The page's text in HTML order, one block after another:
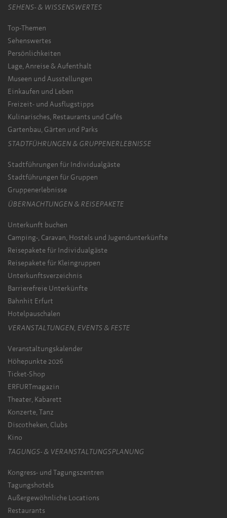
SEHENS- & WISSENSWERTES
Top-Themen
Sehenswertes
Persönlichkeiten
Lage, Anreise & Aufenthalt
Museen und Ausstellungen
Einkaufen und Leben
Freizeit- und Ausflugstipps
Kulinarisches, Restaurants und Cafés
Gartenbau, Gärten und Parks
STADTFÜHRUNGEN & GRUPPENERLEBNISSE
Stadtführungen für Individualgäste
Stadtführungen für Gruppen
Gruppenerlebnisse
ÜBERNACHTUNGEN & REISEPAKETE
Unterkunft buchen
Camping-, Caravan, Hostels und Jugendunterkünfte
Reisepakete für Individualgäste
Reisepakete für Kleingruppen
Unterkunftsverzeichnis
Barrierefreie Unterkünfte
Bahnhit Erfurt
Hotelpauschalen
VERANSTALTUNGEN, EVENTS & FESTE
Veranstaltungskalender
Höhepunkte 2026
Ticket-Shop
ERFURTmagazin
Theater, Kabarett
Konzerte, Tanz
Discotheken, Clubs
Kino
TAGUNGS- & VERANSTALTUNGSPLANUNG
Kongress- und Tagungszentren
Tagungshotels
Außergewöhnliche Locations
Restaurants